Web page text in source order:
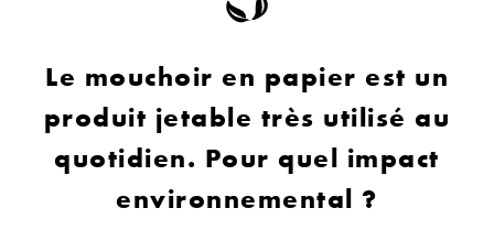
Le mouchoir en papier est un
produit jetable très utilisé au
quotidien. Pour quel impact
environnemental ?